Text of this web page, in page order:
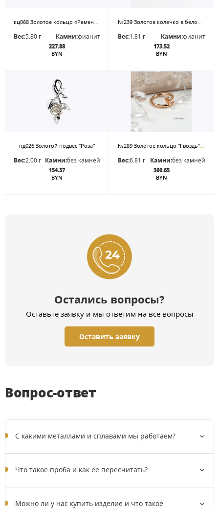
кц068 Золотое кольцо «Ремень с пряжкой»
Вес:5.80 г Камни:фианит
227.88
BYN
№239 Золотое колечко в белом золоте с фианитом р.17,0
Вес:1.81 г Камни:фианит
173.52
BYN
пд026 Золотой подвес "Роза"
Вес:2.00 г Камни:без камней
154.37
BYN
№289 Золотое кольцо "Гвоздь" р.17,5
Вес:6.81 г Камни:без камней
360.65
BYN
Остались вопросы?
Оставьте заявку и мы ответим на все вопросы
Оставить заявку
Вопрос-ответ
C какими металлами и сплавами мы работаем?
Что такое проба и как ее пересчитать?
Можно ли у нас купить изделие и что такое